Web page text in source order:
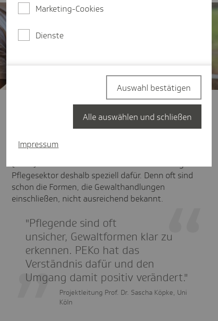
Gewalt in der Pflege ist komplex und kann
Pflegebedürftige ebenso wie Pflegende oder
Angehörige treffen. Ein Tabuthema bleiben darf es
jedoch nicht. Das Programm "Partizipative
Entwicklung eines Konzeptes zur Gewaltprävention
Pflegesektor deshalb speziell dafür. Denn oft sind
schon die Formen, die Gewalthandlungen
einschließen, nicht ausreichend bekannt.
"Pflegende sind oft
unsicher, Gewaltformen klar zu
erkennen. PEKo hat das
Verständnis dafür und den
Umgang damit positiv verändert."
Projektleitung Prof. Dr. Sascha Köpke, Uni
Köln
Marketing-Cookies
Dienste
Impressum
Auswahl bestätigen
Alle auswählen und schließen